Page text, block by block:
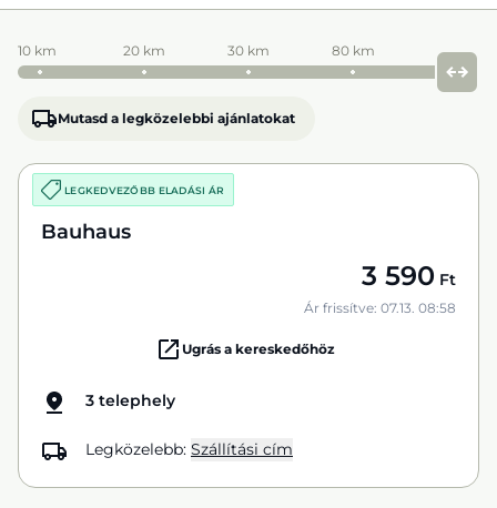
10 km 20 km 30 km 80 km
Mutasd a legközelebbi ajánlatokat
LEGKEDVEZŐBB ELADÁSI ÁR
Bauhaus
3 590 Ft
Ár frissítve: 07.13. 08:58
Ugrás a kereskedőhöz
3 telephely
Legközelebb: Szállítási cím